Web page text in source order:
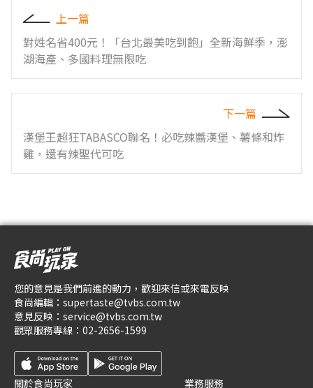
上一篇
對姓名省400元！「台北最美吃到飽」全新海鮮季，澎
湖海產、多國料理無限吃
下一篇
漢堡王超狂TABASCO聯名！必吃辣醬漢堡、薯條和炸
雞，還有辣聖代可吃
您的意見是我們前進的動力，歡迎來信或來電反映
食尚編輯： supertaste@tvbs.com.tw
意見反映： service@tvbs.com.tw
觀眾服務專線： 02-2656-1599
關於食尚玩家 業務服務